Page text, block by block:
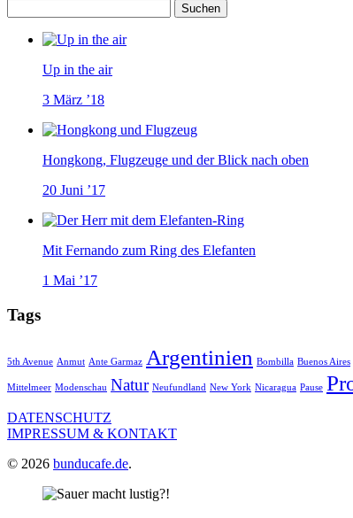
nach:
Up in the air
3 März ’18
Hongkong, Flugzeuge und der Blick nach oben
20 Juni ’17
Mit Fernando zum Ring des Elefanten
1 Mai ’17
Tags
5th Avenue Anmut Ante Garmaz Argentinien Bombilla Buenos Aires
Mittelmeer Modenschau Natur Neufundland New York Nicaragua Pause
DATENSCHUTZ
IMPRESSUM & KONTAKT
© 2026 bunducafe.de.